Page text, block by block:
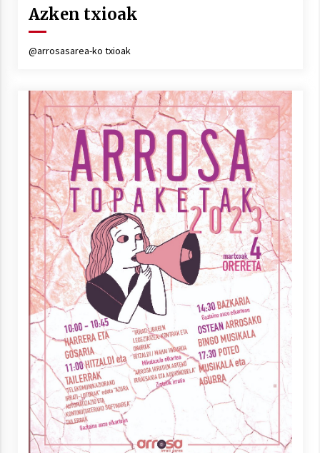
Azken txioak
@arrosasarea-ko txioak